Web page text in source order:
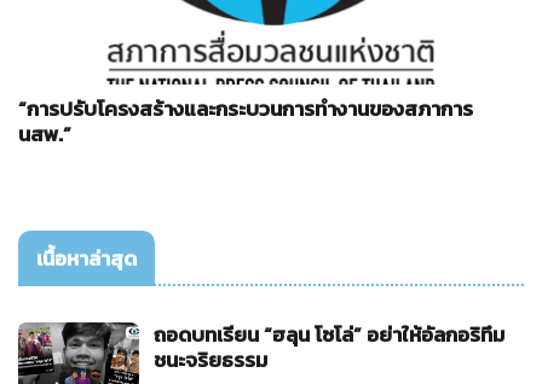
“การปรับโครงสร้างและกระบวนการทำงานของสภาการ
นสพ.”
เนื้อหาล่าสุด
ถอดบทเรียน “ฮลุน โซโล่” อย่าให้อัลกอริทึม
ชนะจริยธรรม